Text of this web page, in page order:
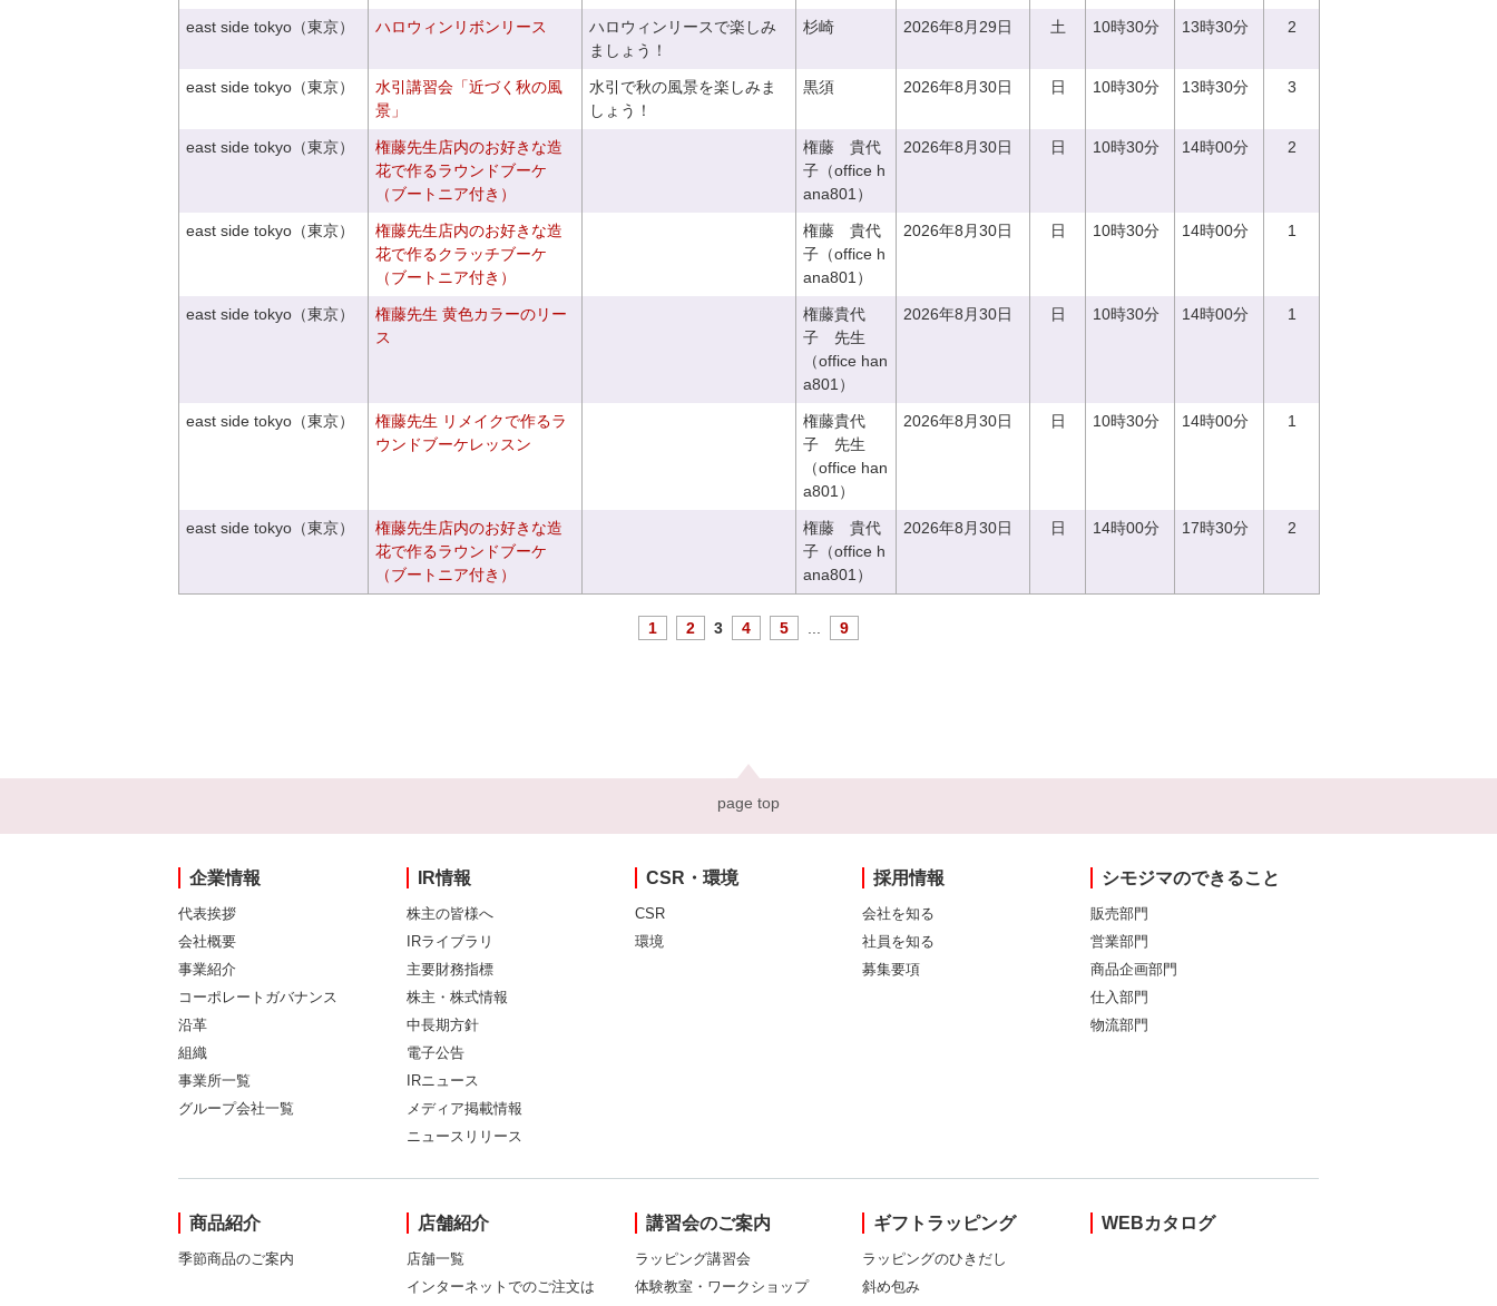
east side tokyo（東京） ハロウィンリボンリース
ハロウィンリースで楽しみ
ましょう！
杉崎 2026年8月29日 土 10時30分 13時30分 2
east side tokyo（東京）
水引講習会「近づく秋の風
景」
水引で秋の風景を楽しみま
しょう！
黒須 2026年8月30日 日 10時30分 13時30分 3
east side tokyo（東京）
権藤先生店内のお好きな造
花で作るラウンドブーケ
（ブートニア付き）
権藤 貴代
子（office h
ana801）
2026年8月30日 日 10時30分 14時00分 2
east side tokyo（東京）
権藤先生店内のお好きな造
花で作るクラッチブーケ
（ブートニア付き）
権藤 貴代
子（office h
ana801）
2026年8月30日 日 10時30分 14時00分 1
east side tokyo（東京）
権藤先生 黄色カラーのリー
ス
権藤貴代
子 先生
（office han
a801）
2026年8月30日 日 10時30分 14時00分 1
east side tokyo（東京）
権藤先生 リメイクで作るラ
ウンドブーケレッスン
権藤貴代
子 先生
（office han
a801）
2026年8月30日 日 10時30分 14時00分 1
east side tokyo（東京）
権藤先生店内のお好きな造
花で作るラウンドブーケ
（ブートニア付き）
権藤 貴代
子（office h
ana801）
2026年8月30日 日 14時00分 17時30分 2
1 2 3 4 5 9
page top
企業情報
代表挨拶
会社概要
事業紹介
コーポレートガバナンス
沿革
組織
事業所一覧
グループ会社一覧
IR情報
株主の皆様へ
IRライブラリ
主要財務指標
株主・株式情報
中長期方針
電子公告
IRニュース
メディア掲載情報
ニュースリリース
CSR・環境
CSR
環境
採用情報
会社を知る
社員を知る
募集要項
シモジマのできること
販売部門
営業部門
商品企画部門
仕入部門
物流部門
商品紹介
季節商品のご案内
店舗紹介
店舗一覧
インターネットでのご注文は
講習会のご案内
ラッピング講習会
体験教室・ワークショップ
ギフトラッピング
ラッピングのひきだし
斜め包み
WEBカタログ